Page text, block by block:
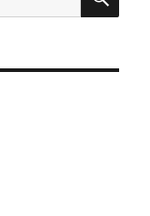
需